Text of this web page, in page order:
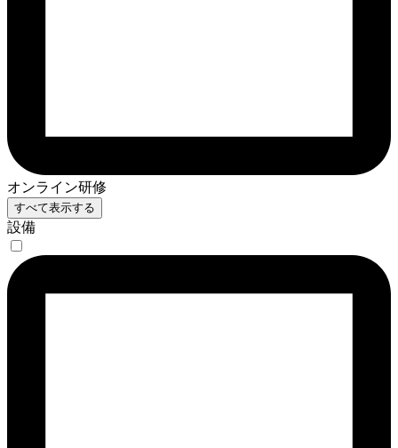
オンライン研修
すべて表示する
設備